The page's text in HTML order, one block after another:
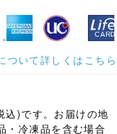
ついて詳しくはこちら
)です。お届けの地
・冷凍品を含む場合